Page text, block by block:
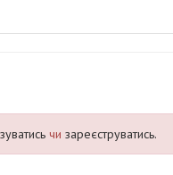
чи зареєструватись.